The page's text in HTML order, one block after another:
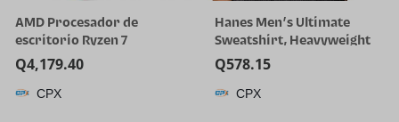
AMD Procesador de
escritorio Ryzen 7
5800X3D de 8 núcleos y 16
hilos con tecnología AMD
3D V-Cache
Q4,179.40
CPX
Hanes Men’s Ultimate
Sweatshirt, Heavyweight
Fleece Sweatshirt,
Crewneck Pullover for Men
Q578.15
CPX